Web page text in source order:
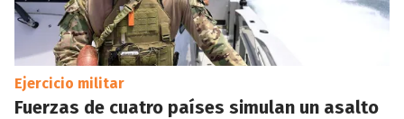
Ejercicio militar
Fuerzas de cuatro países simulan un asalto